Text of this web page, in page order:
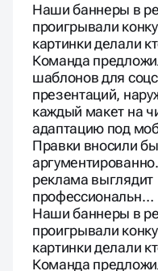
Наши баннеры в
проигрывали
картинки делали
Команда
шаблонов для
презентаций,
каждый макет на
адаптацию под
Правки вносили
реклама выглядит
профессиональн…
Наши баннеры в
проигрывали
картинки делали
Команда